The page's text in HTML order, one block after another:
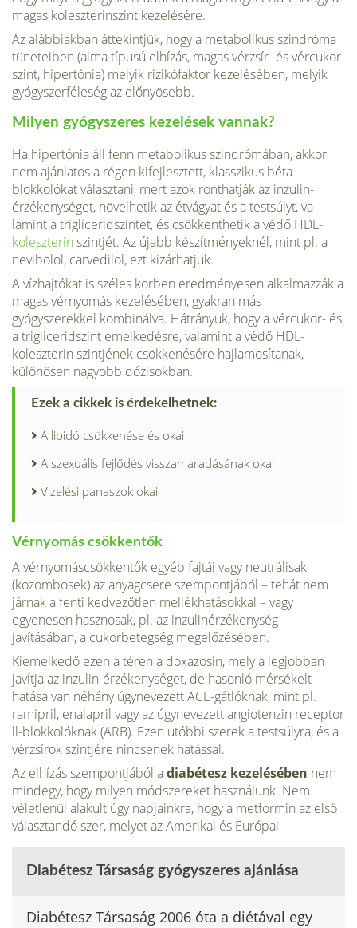
magas koleszterinszint kezelésére.
Az alábbiakban áttekintjük, hogy a metabolikus szindróma
tüneteiben (alma típusú elhízás, magas vérzsír- és vércukor­
szint, hipertónia) melyik rizikófaktor kezelésében, melyik
gyógyszerféleség az előnyösebb.
Milyen gyógyszeres kezelések vannak?
Ha hipertónia áll fenn metabolikus szindrómában, ak­kor
nem ajánlatos a régen kifejlesztett, klasszikus béta-
blokkolókat választani, mert azok ronthatják az inzulin­
érzékenységet, növelhetik az étvágyat és a testsúlyt, va­
lamint a trigliceridszintet, és csökkenthetik a védő HDL­
koleszterin szintjét. Az újabb készítményeknél, mint pl. a
nevibolol, carvedilol, ezt kizárhatjuk.
A vízhajtókat is széles körben eredményesen alkal­mazzák a
magas vérnyomás kezelésében, gyakran más
gyógyszerekkel kombinálva. Hátrányuk, hogy a vércu­kor- és
a trigliceridszint emelkedésre, valamint a védő HDL-
koleszterin szintjének csökkenésére hajlamosíta­nak,
különösen nagyobb dózisokban.
Ezek a cikkek is érdekelhetnek:
A libidó csökkenése és okai
A szexuális fejlődés visszamaradásának okai
Vizelési panaszok okai
Vérnyomás csökkentők
A vérnyomáscsökkentők egyéb fajtái vagy neutrálisak
(közömbösek) az anyagcsere szempontjából – tehát nem
járnak a fenti kedvezőtlen mellékhatásokkal – vagy
egyenesen hasznosak, pl. az inzulinérzékenység
javításában, a cukorbetegség megelőzésében.
Kiemelkedő ezen a téren a doxazosin, mely a legjobban
javítja az inzulin-érzékenységet, de hasonló mérsékelt
hatása van néhány úgynevezett ACE-gátlóknak, mint pl.
ramipril, enalapril vagy az úgynevezett angiotenzin receptor
ll-blokkolóknak (ARB). Ezen utóbbi szerek a test­súlyra, és a
vérzsírok szintjére nincsenek hatással.
Az elhízás szempontjából adiabétesz kezelésében nem
mindegy, hogy milyen módszereket használunk. Nem
véletlenül alakult úgy napjainkra, hogy a metformin az első
választandó szer, melyet az Amerikai és Európai
Diabétesz Társaság gyógyszeres ajánlása
Diabétesz Társaság 2006 óta a diétával egy